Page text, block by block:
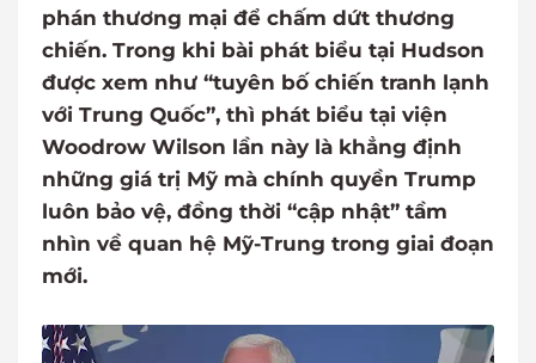
phán thương mại để chấm dứt thương
chiến. Trong khi bài phát biểu tại Hudson
được xem như “tuyên bố chiến tranh lạnh
với Trung Quốc”, thì phát biểu tại viện
Woodrow Wilson lần này là khẳng định
những giá trị Mỹ mà chính quyền Trump
luôn bảo vệ, đồng thời “cập nhật” tầm
nhìn về quan hệ Mỹ-Trung trong giai đoạn
mới.